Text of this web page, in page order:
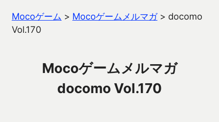
Mocoゲーム > Mocoゲームメルマガ> docomo
Vol.170
Mocoゲームメルマガ
docomo Vol.170